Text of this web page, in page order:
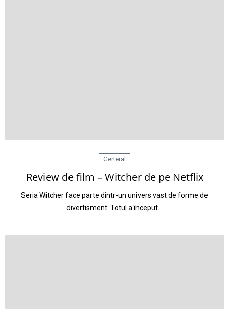
General
Review de film – Witcher de pe Netflix
Seria Witcher face parte dintr-un univers vast de forme de
divertisment. Totul a început…